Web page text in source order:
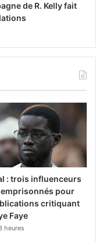
de R. Kelly fait
: trois influenceurs
emprisonnés pour
critiquant
Faye
heures